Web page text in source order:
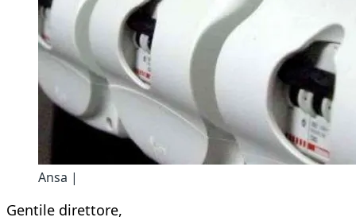
Ansa |
Gentile direttore,